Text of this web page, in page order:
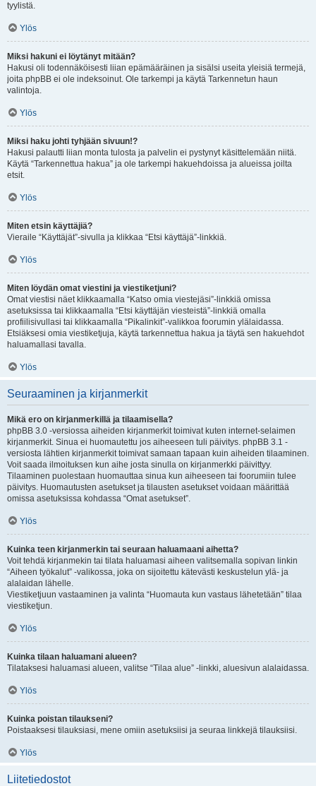
tyylistä.
Ylös
Miksi hakuni ei löytänyt mitään?
Hakusi oli todennäköisesti liian epämääräinen ja sisälsi useita yleisiä termejä,
joita phpBB ei ole indeksoinut. Ole tarkempi ja käytä Tarkennetun haun
valintoja.
Ylös
Miksi haku johti tyhjään sivuun!?
Hakusi palautti liian monta tulosta ja palvelin ei pystynyt käsittelemään niitä.
Käytä “Tarkennettua hakua” ja ole tarkempi hakuehdoissa ja alueissa joilta
etsit.
Ylös
Miten etsin käyttäjiä?
Vieraile “Käyttäjät”-sivulla ja klikkaa “Etsi käyttäjä”-linkkiä.
Ylös
Miten löydän omat viestini ja viestiketjuni?
Omat viestisi näet klikkaamalla “Katso omia viestejäsi”-linkkiä omissa
asetuksissa tai klikkaamalla “Etsi käyttäjän viesteistä”-linkkiä omalla
profiilisivullasi tai klikkaamalla “Pikalinkit”-valikkoa foorumin ylälaidassa.
Etsiäksesi omia viestiketjuja, käytä tarkennettua hakua ja täytä sen hakuehdot
haluamallasi tavalla.
Ylös
Seuraaminen ja kirjanmerkit
Mikä ero on kirjanmerkillä ja tilaamisella?
phpBB 3.0 -versiossa aiheiden kirjanmerkit toimivat kuten internet-selaimen
kirjanmerkit. Sinua ei huomautettu jos aiheeseen tuli päivitys. phpBB 3.1 -
versiosta lähtien kirjanmerkit toimivat samaan tapaan kuin aiheiden tilaaminen.
Voit saada ilmoituksen kun aihe josta sinulla on kirjanmerkki päivittyy.
Tilaaminen puolestaan huomauttaa sinua kun aiheeseen tai foorumiin tulee
päivitys. Huomautusten asetukset ja tilausten asetukset voidaan määrittää
omissa asetuksissa kohdassa “Omat asetukset”.
Ylös
Kuinka teen kirjanmerkin tai seuraan haluamaani aihetta?
Voit tehdä kirjanmekin tai tilata haluamasi aiheen valitsemalla sopivan linkin
“Aiheen työkalut” -valikossa, joka on sijoitettu kätevästi keskustelun ylä- ja
alalaidan lähelle.
Viestiketjuun vastaaminen ja valinta “Huomauta kun vastaus lähetetään” tilaa
viestiketjun.
Ylös
Kuinka tilaan haluamani alueen?
Tilataksesi haluamasi alueen, valitse “Tilaa alue” -linkki, aluesivun alalaidassa.
Ylös
Kuinka poistan tilaukseni?
Poistaaksesi tilauksiasi, mene omiin asetuksiisi ja seuraa linkkejä tilauksiisi.
Ylös
Liitetiedostot